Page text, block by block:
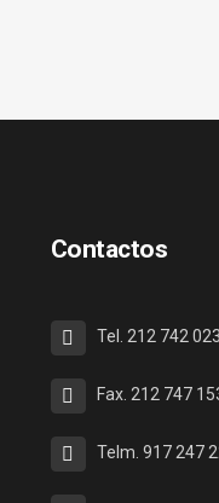
Contactos
Tel. 212 742
Fax. 212 747
Telm. 917 247